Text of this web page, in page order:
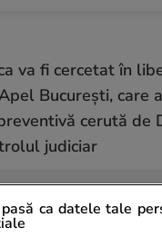
va fi cercetat în
București, care
cerută de
judiciar
ca datele tale